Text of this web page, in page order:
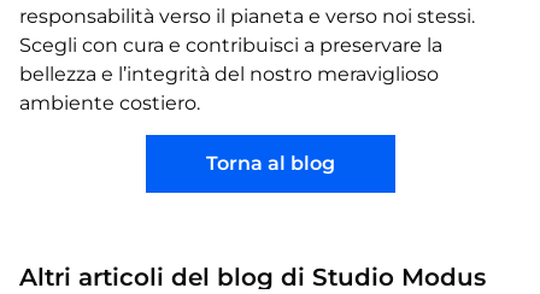
responsabilità verso il pianeta e verso noi stessi.
Scegli con cura e contribuisci a preservare la
bellezza e l’integrità del nostro meraviglioso
ambiente costiero.
Torna al blog
Altri articoli del blog di Studio Modus